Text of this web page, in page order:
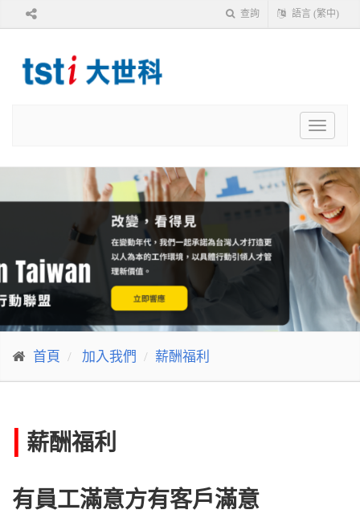
查詢 語言 (繁中)
Toggle
首頁 加入我們 薪酬福利
| 薪酬福利
有員工滿意方有客戶滿意